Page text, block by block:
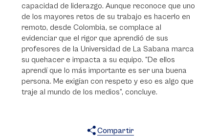
capacidad de liderazgo. Aunque reconoce que uno
de los mayores retos de su trabajo es hacerlo en
remoto, desde Colombia, se complace al
evidenciar que el rigor que aprendió de sus
profesores de la Universidad de La Sabana marca
su quehacer e impacta a su equipo. “De ellos
aprendí que lo más importante es ser una buena
persona. Me exigían con respeto y eso es algo que
traje al mundo de los medios”, concluye.
Compartir